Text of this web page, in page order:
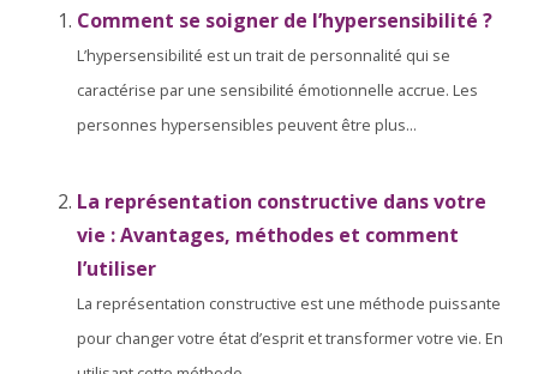
Comment se soigner de l’hypersensibilité ?
L’hypersensibilité est un trait de personnalité qui se
caractérise par une sensibilité émotionnelle accrue. Les
personnes hypersensibles peuvent être plus...
La représentation constructive dans votre
vie : Avantages, méthodes et comment
l’utiliser
La représentation constructive est une méthode puissante
pour changer votre état d’esprit et transformer votre vie. En